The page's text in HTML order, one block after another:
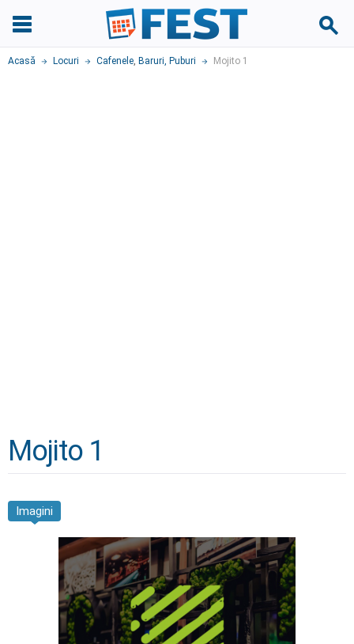
Acasă Locuri Cafenele, Baruri, Puburi Mojito 1
Mojito 1
Imagini